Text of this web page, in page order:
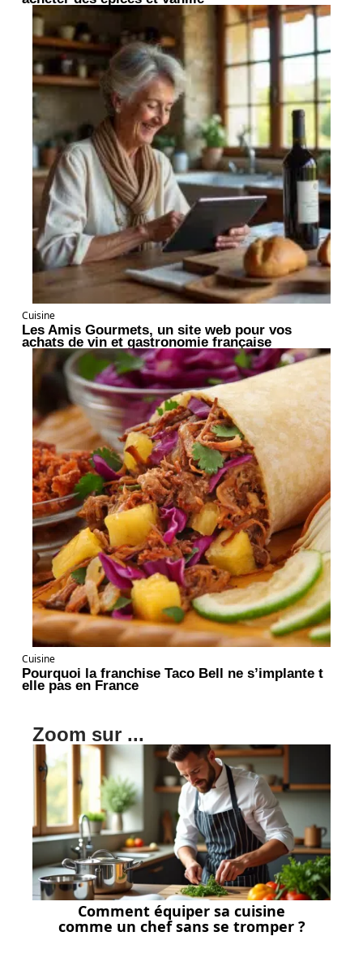
Cuisine
Les Amis Gourmets, un site web pour vos
achats de vin et gastronomie française
Cuisine
Pourquoi la franchise Taco Bell ne s’implante t
elle pas en France
Zoom sur ...
Comment équiper sa cuisine
comme un chef sans se tromper ?